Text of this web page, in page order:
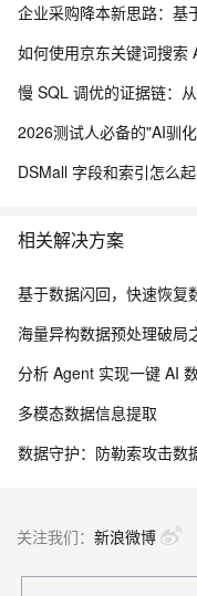
如何使用京东关键词搜索
慢 SQL 调优的证据链：
DSMall 字段和索引怎么
相关解决方案
基于数据闪回，快速恢复
海量异构数据预处理破局
分析 Agent 实现一键 AI
多模态数据信息提取
数据守护：防勒索攻击数
关注我们： 新浪微博